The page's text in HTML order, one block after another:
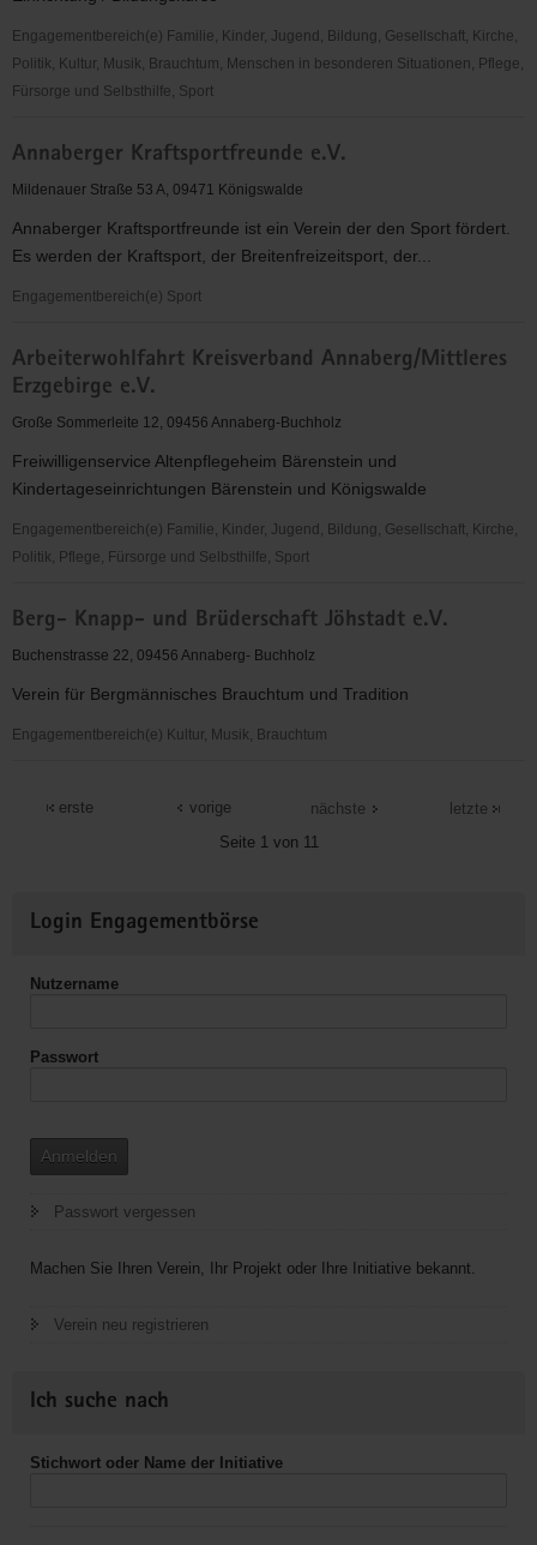
Engagementbereich(e) Familie, Kinder, Jugend, Bildung, Gesellschaft, Kirche,
Politik, Kultur, Musik, Brauchtum, Menschen in besonderen Situationen, Pflege,
Fürsorge und Selbsthilfe, Sport
Brauerei
e.
Annaberger Kraftsportfreunde e.V.
Mildenauer Straße 53 A, 09471 Königswalde
Annaberger Kraftsportfreunde ist ein Verein der den Sport fördert.
Es werden der Kraftsport, der Breitenfreizeitsport, der...
Engagementbereich(e) Sport
Kraftsportfreunde
e.V.
Arbeiterwohlfahrt Kreisverband Annaberg/Mittleres
Erzgebirge e.V.
Große Sommerleite 12, 09456 Annaberg-Buchholz
Freiwilligenservice Altenpflegeheim Bärenstein und
Kindertageseinrichtungen Bärenstein und Königswalde
Engagementbereich(e) Familie, Kinder, Jugend, Bildung, Gesellschaft, Kirche,
Politik, Pflege, Fürsorge und Selbsthilfe, Sport
Kreisverband
Annaberg/Mittleres
e.V.
Berg- Knapp- und Brüderschaft Jöhstadt e.V.
Buchenstrasse 22, 09456 Annaberg- Buchholz
Verein für Bergmännisches Brauchtum und Tradition
Engagementbereich(e) Kultur, Musik, Brauchtum
e.V.
erste
vorige
Seite 1 von 11
nächste letzte
Informationen
Login Engagementbörse
Nutzername
Passwort
Anmelden
Passwort vergessen
Machen Sie Ihren Verein, Ihr Projekt oder Ihre Initiative bekannt.
Verein neu registrieren
Ich suche nach
Stichwort oder Name der Initiative